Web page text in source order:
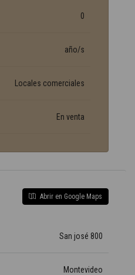
0
año/s
Locales comerciales
En venta
Abrir en Google Maps
San josé 800
Montevideo